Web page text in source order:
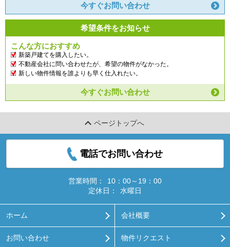
今すぐお問い合わせ
希望条件をお知らせ
こんな方におすすめ
新築戸建てを購入したい。
不動産会社に問い合わせたが、希望の物件がなかった。
新しい物件情報を誰よりも早く仕入れたい。
今すぐお問い合わせ
ページトップへ
電話でお問い合わせ
営業時間：
10：00～19：00
定休日：
水曜日
ホーム 会社概要
お問い合わせ 物件リクエスト